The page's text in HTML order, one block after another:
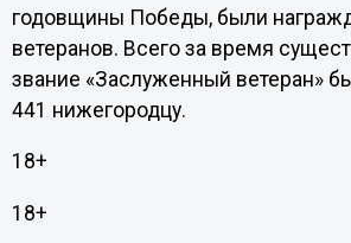
годовщины Победы, были
ветеранов. Всего за время
звание «Заслуженный ветеран»
441 нижегородцу.
18+
18+